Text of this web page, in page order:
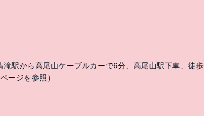
滝駅から高尾山ケーブルカーで6分、高尾山駅下車、徒歩
ージを参照）